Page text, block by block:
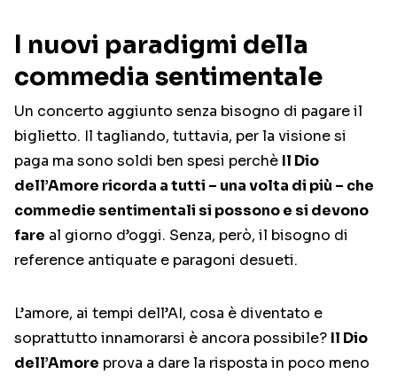
I nuovi paradigmi della
commedia sentimentale
Un concerto aggiunto senza bisogno di pagare il
biglietto. Il tagliando, tuttavia, per la visione si
paga ma sono soldi ben spesi perchè Il Dio
dell’Amore ricorda a tutti – una volta di più – che
commedie sentimentali si possono e si devono
fare al giorno d’oggi. Senza, però, il bisogno di
reference antiquate e paragoni desueti.
L’amore, ai tempi dell’AI, cosa è diventato e
soprattutto innamorarsi è ancora possibile? Il Dio
dell’Amore prova a dare la risposta in poco meno